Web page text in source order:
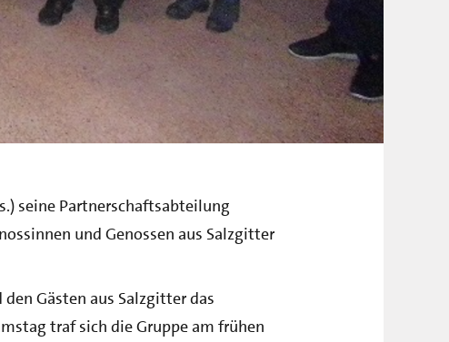
seine Partnerschaftsabteilung
und Genossen aus Salzgitter
Gästen aus Salzgitter das
traf sich die Gruppe am frühen